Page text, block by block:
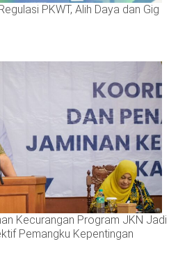
PKWT, Alih Daya dan Gig
Kecurangan Program JKN Jadi
Pemangku Kepentingan